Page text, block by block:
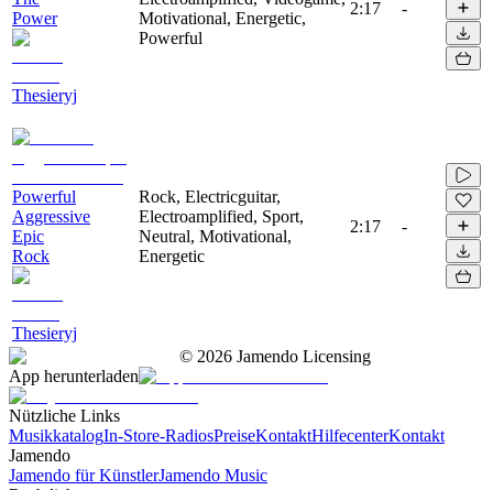
Power
Thesieryj
Motivational, Energetic,
Powerful
2:17 -
Powerful
Aggressive
Epic
Rock
Thesieryj
Rock, Electricguitar,
Electroamplified, Sport,
Neutral, Motivational,
Energetic
2:17 -
© 2026 Jamendo Licensing
App herunterladen
Nützliche Links
MusikkatalogIn-Store-RadiosPreiseKontaktHilfecenterKontakt
Jamendo
Jamendo für KünstlerJamendo Music